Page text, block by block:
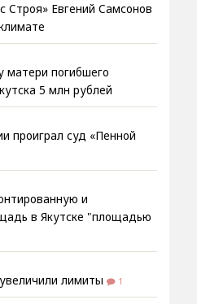
Евгений Самсонов
погибшего
5 млн рублей
проиграл суд «Пенной
и
в Якутске "площадью
лимиты 1